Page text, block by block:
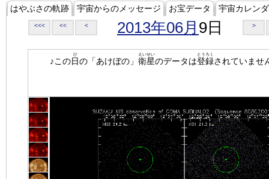
はやぶさの軌跡 宇宙からのメッセージ お宝データ 宇宙カレン
<<< << < 2013年06月 9日 >
♪この日
ひ
の「あけぼの」 衛星
えいせい
のデータは登録
とうろく
されていませ